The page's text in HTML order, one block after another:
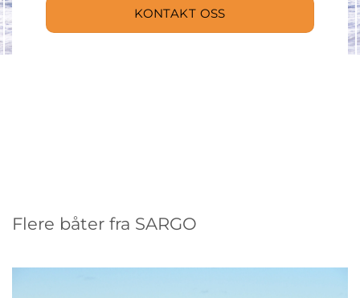
KONTAKT OSS
Flere båter fra SARGO